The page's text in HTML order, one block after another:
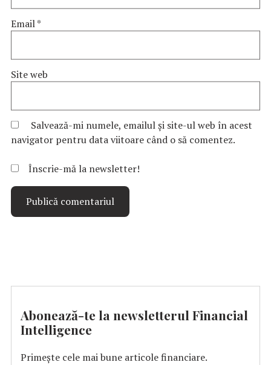
Email*
Site web
Salvează-mi numele, emailul și site-ul web în acest
navigator pentru data viitoare când o să comentez.
Înscrie-mă la newsletter!
Abonează-te la newsletterul Financial
Intelligence
Primește cele mai bune articole financiare.